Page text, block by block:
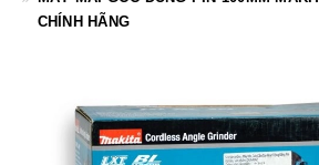
CHÍNH HÃNG